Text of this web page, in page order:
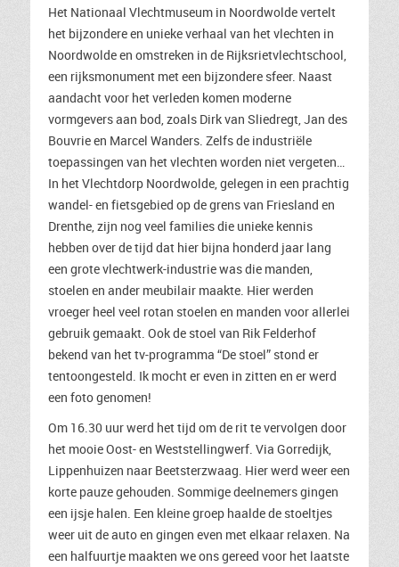
Het Nationaal Vlechtmuseum in Noordwolde vertelt
het bijzondere en unieke verhaal van het vlechten in
Noordwolde en omstreken in de Rijksrietvlechtschool,
een rijksmonument met een bijzondere sfeer. Naast
aandacht voor het verleden komen moderne
vormgevers aan bod, zoals Dirk van Sliedregt, Jan des
Bouvrie en Marcel Wanders. Zelfs de industriële
toepassingen van het vlechten worden niet vergeten…
In het Vlechtdorp Noordwolde, gelegen in een prachtig
wandel- en fietsgebied op de grens van Friesland en
Drenthe, zijn nog veel families die unieke kennis
hebben over de tijd dat hier bijna honderd jaar lang
een grote vlechtwerk-industrie was die manden,
stoelen en ander meubilair maakte. Hier werden
vroeger heel veel rotan stoelen en manden voor allerlei
gebruik gemaakt. Ook de stoel van Rik Felderhof
bekend van het tv-programma “De stoel” stond er
tentoongesteld. Ik mocht er even in zitten en er werd
een foto genomen!
Om 16.30 uur werd het tijd om de rit te vervolgen door
het mooie Oost- en Weststellingwerf. Via Gorredijk,
Lippenhuizen naar Beetsterzwaag. Hier werd weer een
korte pauze gehouden. Sommige deelnemers gingen
een ijsje halen. Een kleine groep haalde de stoeltjes
weer uit de auto en gingen even met elkaar relaxen. Na
een halfuurtje maakten we ons gereed voor het laatste